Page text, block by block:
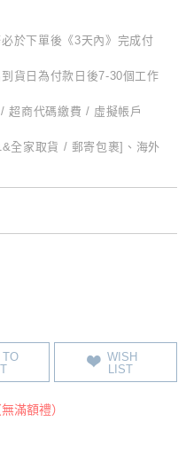
於下單後《3天內》完成付
貨日為付款日後7-30個工作
超商代碼繳費 / 虛擬帳戶
全家取貨 / 郵寄包裹]、海外
TO
WISH
LIST
滿額禮）